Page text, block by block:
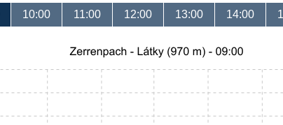
10:00 11:00 12:00 13:00 14:00